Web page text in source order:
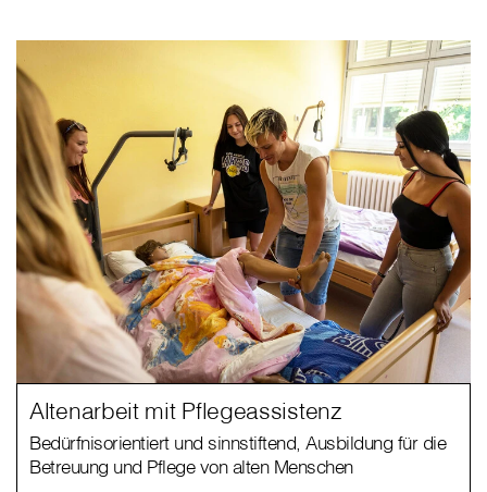
Altenarbeit mit Pflegeassistenz
Bedürfnisorientiert und sinnstiftend, Ausbildung für die
Betreuung und Pflege von alten Menschen